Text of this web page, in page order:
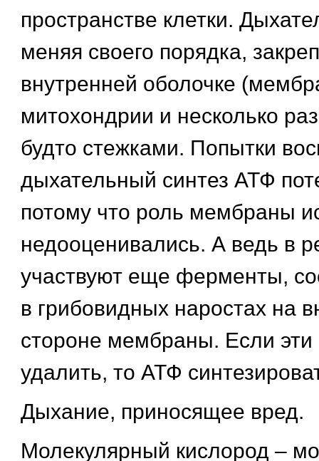
пространстве клетки.
меняя своего порядка,
внутренней оболочке
митохондрии и несколько
будто стежками. Попытки
дыхательный синтез АТФ
потому что роль мембраны
недооценивались. А ведь в
участвуют еще ферменты,
в грибовидных наростах на
стороне мембраны. Если эти
удалить, то АТФ
Дыхание, приносящее вред.
Молекулярный кислород –